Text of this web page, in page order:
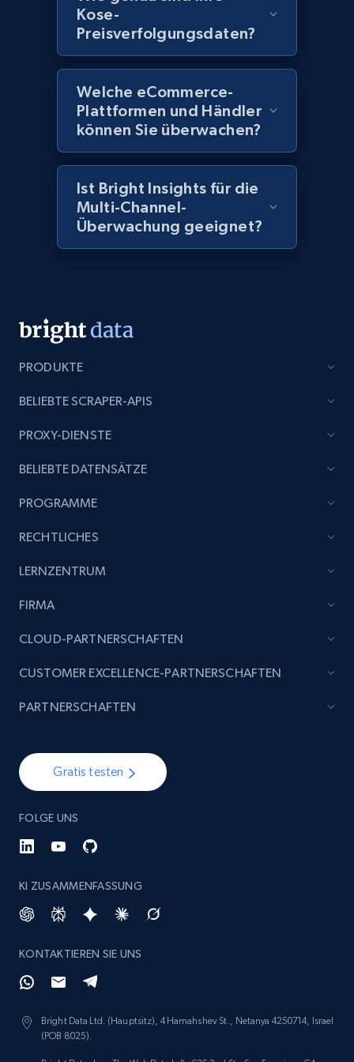
Amazon products global dataset - Collect
Title, Seller name, Brand, Description, Initial
price, Currency, Availability, Reviews count, and
2.1K+ 375+ Jetzt anfangen
Amazon products global dataset - Collect
products from Brands URLs
Title, Seller name, Brand, Description, Initial
more.
Reviews count shop, Reviews count item, Initial
Etsy - Collect data on products using
Reviews count shop, Reviews count item, Initial
price, and more.
1.9K+
URL, Product id, Listing inventory id, Title, Rating,
price, and more.
Kose-
Preisverfolgungsdaten?
Welche eCommerce-
Plattformen und Händler
können Sie überwachen?
Ist Bright Insights für die
Multi-Channel-
Überwachung geeignet?
PRODUKTE
BELIEBTE SCRAPER-APIS
PROXY-DIENSTE
BELIEBTE DATENSÄTZE
PROGRAMME
RECHTLICHES
LERNZENTRUM
FIRMA
Gratis testen
FOLGE UNS
KI ZUSAMMENFASSUNG
KONTAKTIEREN SIE UNS
Bright Data Ltd. (Hauptsitz), 4 Hamahshev St., Netanya 4250714, Israel
(POB 8025).
CLOUD-PARTNERSCHAFTEN
CUSTOMER EXCELLENCE-PARTNERSCHAFTEN
PARTNERSCHAFTEN